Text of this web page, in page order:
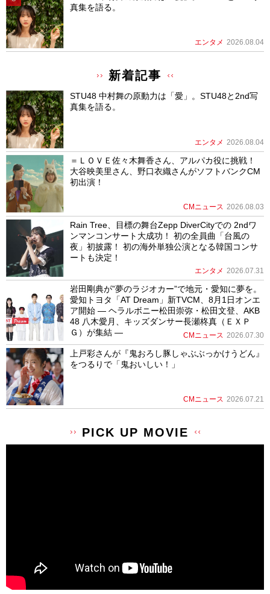
真集を語る。
エンタメ 2026.08.04
新着記事
STU48 中村舞の原動力は「愛」。STU48と2nd写
真集を語る。
エンタメ 2026.08.04
＝ＬＯＶＥ佐々木舞香さん、アルパカ役に挑戦！
大谷映美里さん、野口衣織さんがソフトバンクCM
初出演！
CMニュース 2026.08.03
Rain Tree、目標の舞台Zepp DiverCityでの 2ndワ
ンマンコンサート大成功！ 初の全員曲「台風の
夜」初披露！ 初の海外単独公演となる韓国コンサ
ートも決定！
エンタメ 2026.07.31
岩田剛典が”夢のラジオカー”で地元・愛知に夢を。
愛知トヨタ「AT Dream」新TVCM、8月1日オンエ
ア開始 ― ヘラルボニー松田崇弥・松田文登、AKB
48 八木愛月、キッズダンサー長瀬柊真（ＥＸＰ
Ｇ）が集結 ―
CMニュース 2026.07.30
上戸彩さんが『鬼おろし豚しゃぶぶっかけうどん』
をつるりで「鬼おいしい！」
CMニュース 2026.07.21
PICK UP MOVIE